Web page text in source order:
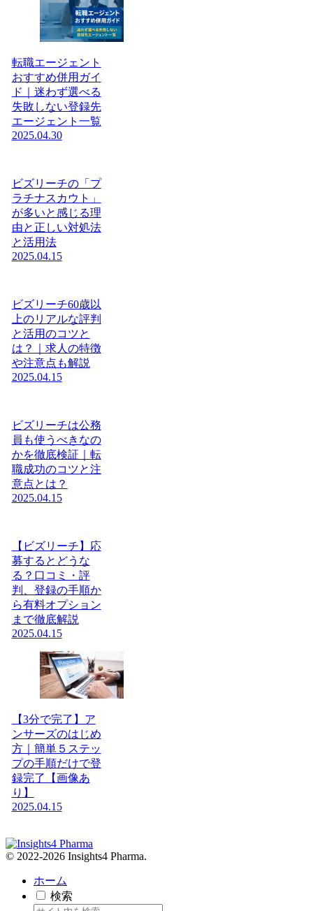
転職エージェント
おすすめ併用ガイ
ド｜迷わず選べる
失敗しない登録先
エージェント一覧
2025.04.30
ビズリーチの「プ
ラチナスカウト」
が多いと感じる理
由と正しい対処法
と活用法
2025.04.15
ビズリーチ60歳以
上のリアルな評判
と活用のコツと
は？｜求人の特徴
や注意点も解説
2025.04.15
ビズリーチは公務
員も使うべきなの
かを徹底検証｜転
職成功のコツと注
意点とは？
2025.04.15
【ビズリーチ】応
募するとどうな
る？口コミ・評
判、登録の手順か
ら有料オプション
まで徹底解説
2025.04.15
【3分で完了】ア
ンサーズのはじめ
方｜簡単５ステッ
プの手順だけで登
録完了【画像あ
り】
2025.04.15
© 2022-2026 Insights4 Pharma.
ホーム
検索